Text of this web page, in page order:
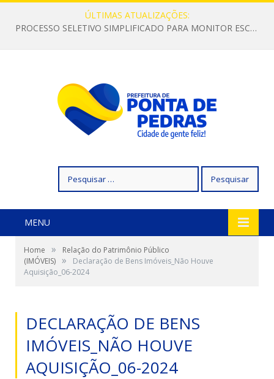
ÚLTIMAS ATUALIZAÇÕES:
PROCESSO SELETIVO SIMPLIFICADO PARA MONITOR ESCOLAR
por:
MENU
Home »
Relação do Patrimônio Público
(IMÓVEIS) »
Declaração de Bens Imóveis_Não Houve
Aquisição_06-2024
DECLARAÇÃO DE BENS
IMÓVEIS_NÃO HOUVE
AQUISIÇÃO_06-2024